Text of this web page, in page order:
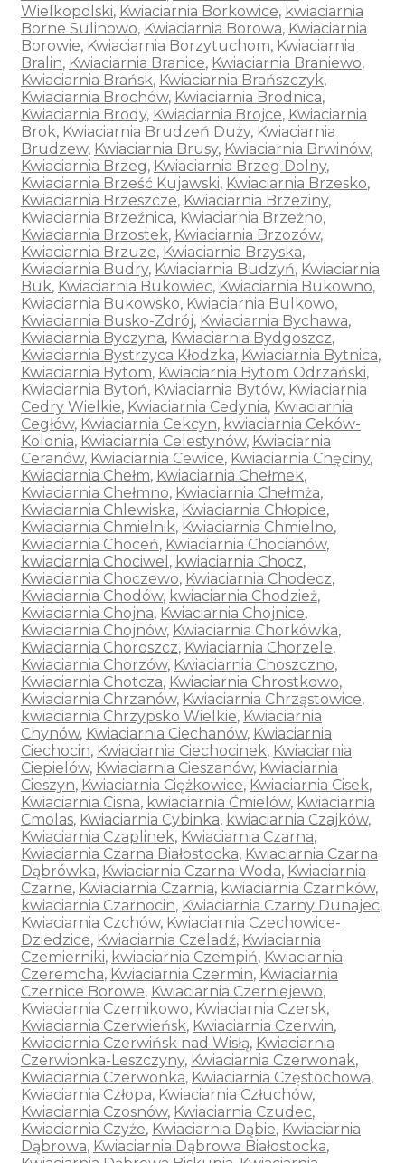
Wielkopolski, Kwiaciarnia Borkowice, kwiaciarnia
Borne Sulinowo, Kwiaciarnia Borowa, Kwiaciarnia
Borowie, Kwiaciarnia Borzytuchom, Kwiaciarnia
Bralin, Kwiaciarnia Branice, Kwiaciarnia Braniewo,
Kwiaciarnia Brańsk, Kwiaciarnia Brańszczyk,
Kwiaciarnia Brochów, Kwiaciarnia Brodnica,
Kwiaciarnia Brody, Kwiaciarnia Brojce, Kwiaciarnia
Brok, Kwiaciarnia Brudzeń Duży, Kwiaciarnia
Brudzew, Kwiaciarnia Brusy, Kwiaciarnia Brwinów,
Kwiaciarnia Brzeg, Kwiaciarnia Brzeg Dolny,
Kwiaciarnia Brześć Kujawski, Kwiaciarnia Brzesko,
Kwiaciarnia Brzeszcze, Kwiaciarnia Brzeziny,
Kwiaciarnia Brzeźnica, Kwiaciarnia Brzeżno,
Kwiaciarnia Brzostek, Kwiaciarnia Brzozów,
Kwiaciarnia Brzuze, Kwiaciarnia Brzyska,
Kwiaciarnia Budry, Kwiaciarnia Budzyń, Kwiaciarnia
Buk, Kwiaciarnia Bukowiec, Kwiaciarnia Bukowno,
Kwiaciarnia Bukowsko, Kwiaciarnia Bulkowo,
Kwiaciarnia Busko-Zdrój, Kwiaciarnia Bychawa,
Kwiaciarnia Byczyna, Kwiaciarnia Bydgoszcz,
Kwiaciarnia Bystrzyca Kłodzka, Kwiaciarnia Bytnica,
Kwiaciarnia Bytom, Kwiaciarnia Bytom Odrzański,
Kwiaciarnia Bytoń, Kwiaciarnia Bytów, Kwiaciarnia
Cedry Wielkie, Kwiaciarnia Cedynia, Kwiaciarnia
Cegłów, Kwiaciarnia Cekcyn, kwiaciarnia Ceków-
Kolonia, Kwiaciarnia Celestynów, Kwiaciarnia
Ceranów, Kwiaciarnia Cewice, Kwiaciarnia Chęciny,
Kwiaciarnia Chełm, Kwiaciarnia Chełmek,
Kwiaciarnia Chełmno, Kwiaciarnia Chełmża,
Kwiaciarnia Chlewiska, Kwiaciarnia Chłopice,
Kwiaciarnia Chmielnik, Kwiaciarnia Chmielno,
Kwiaciarnia Choceń, Kwiaciarnia Chocianów,
kwiaciarnia Chociwel , kwiaciarnia Chocz,
Kwiaciarnia Choczewo, Kwiaciarnia Chodecz,
Kwiaciarnia Chodów, kwiaciarnia Chodzież,
Kwiaciarnia Chojna, Kwiaciarnia Chojnice,
Kwiaciarnia Chojnów, Kwiaciarnia Chorkówka,
Kwiaciarnia Choroszcz, Kwiaciarnia Chorzele,
Kwiaciarnia Chorzów, Kwiaciarnia Choszczno,
Kwiaciarnia Chotcza, Kwiaciarnia Chrostkowo,
Kwiaciarnia Chrzanów, Kwiaciarnia Chrząstowice,
kwiaciarnia Chrzypsko Wielkie, Kwiaciarnia
Chynów, Kwiaciarnia Ciechanów, Kwiaciarnia
Ciechocin, Kwiaciarnia Ciechocinek, Kwiaciarnia
Ciepielów, Kwiaciarnia Cieszanów, Kwiaciarnia
Cieszyn, Kwiaciarnia Ciężkowice, Kwiaciarnia Cisek,
Kwiaciarnia Cisna, kwiaciarnia Ćmielów, Kwiaciarnia
Cmolas, Kwiaciarnia Cybinka, kwiaciarnia Czajków,
Kwiaciarnia Czaplinek, Kwiaciarnia Czarna,
Kwiaciarnia Czarna Białostocka, Kwiaciarnia Czarna
Dąbrówka, Kwiaciarnia Czarna Woda, Kwiaciarnia
Czarne, Kwiaciarnia Czarnia, kwiaciarnia Czarnków,
kwiaciarnia Czarnocin, Kwiaciarnia Czarny Dunajec,
Kwiaciarnia Czchów, Kwiaciarnia Czechowice-
Dziedzice, Kwiaciarnia Czeladź, Kwiaciarnia
Czemierniki, kwiaciarnia Czempiń, Kwiaciarnia
Czeremcha, Kwiaciarnia Czermin, Kwiaciarnia
Czernice Borowe, Kwiaciarnia Czerniejewo,
Kwiaciarnia Czernikowo, Kwiaciarnia Czersk,
Kwiaciarnia Czerwieńsk, Kwiaciarnia Czerwin,
Kwiaciarnia Czerwińsk nad Wisłą, Kwiaciarnia
Czerwionka-Leszczyny, Kwiaciarnia Czerwonak,
Kwiaciarnia Czerwonka, Kwiaciarnia Częstochowa,
Kwiaciarnia Człopa, Kwiaciarnia Człuchów,
Kwiaciarnia Czosnów, Kwiaciarnia Czudec,
Kwiaciarnia Czyże, Kwiaciarnia Dąbie, Kwiaciarnia
Dąbrowa, Kwiaciarnia Dąbrowa Białostocka,